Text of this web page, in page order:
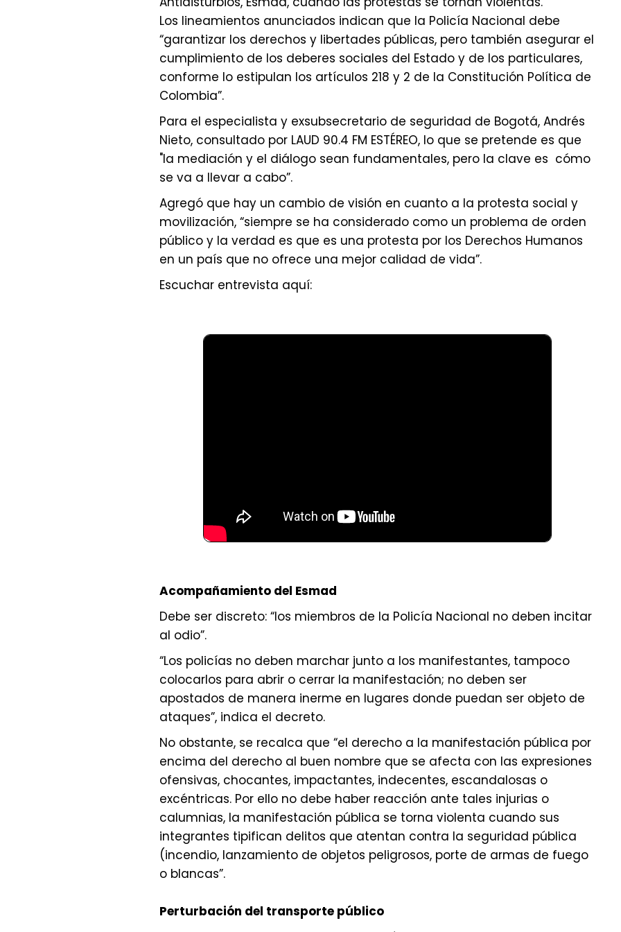
Los lineamientos anunciados indican que la Policía Nacional debe
“garantizar los derechos y libertades públicas, pero también asegurar el
cumplimiento de los deberes sociales del Estado y de los particulares,
conforme lo estipulan los artículos 218 y 2 de la Constitución Política de
Colombia”.
Para el especialista y exsubsecretario de seguridad de Bogotá, Andrés
Nieto, consultado por LAUD 90.4 FM ESTÉREO, lo que se pretende es que
"la mediación y el diálogo sean fundamentales, pero la clave es cómo
se va a llevar a cabo”.
Agregó que hay un cambio de visión en cuanto a la protesta social y
movilización, “siempre se ha considerado como un problema de orden
público y la verdad es que es una protesta por los Derechos Humanos
en un país que no ofrece una mejor calidad de vida”.
Escuchar entrevista aquí:
Acompañamiento del Esmad
Debe ser discreto: “los miembros de la Policía Nacional no deben incitar
al odio”.
“Los policías no deben marchar junto a los manifestantes, tampoco
colocarlos para abrir o cerrar la manifestación; no deben ser
apostados de manera inerme en lugares donde puedan ser objeto de
ataques”, indica el decreto.
No obstante, se recalca que “el derecho a la manifestación pública por
encima del derecho al buen nombre que se afecta con las expresiones
ofensivas, chocantes, impactantes, indecentes, escandalosas o
excéntricas. Por ello no debe haber reacción ante tales injurias o
calumnias, la manifestación pública se torna violenta cuando sus
integrantes tipifican delitos que atentan contra la seguridad pública
(incendio, lanzamiento de objetos peligrosos, porte de armas de fuego
o blancas”.
Perturbación del transporte público